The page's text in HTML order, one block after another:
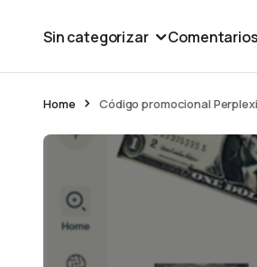
Sin categorizar Comentarios
Home Código promocional